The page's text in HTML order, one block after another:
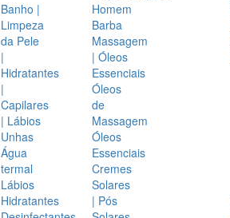
Banho |
Limpeza
da Pele
|
Hidratantes
|
Capilares
| Lábios
Unhas
Água
termal
Lábios
Hidratantes
Homem
Barba
Massagem
| Óleos
Essenciais
Óleos
de
Massagem
Óleos
Essenciais
Cremes
Solares
| Pós